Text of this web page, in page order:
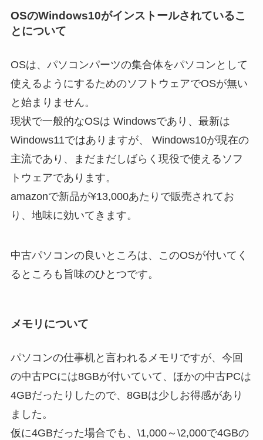
OSのWindows10がインストールされているこ
とについて
OSは、パソコンパーツの集合体をパソコンとして
使えるようにするためのソフトウェアでOSが無い
と始まりません。
現状で一般的なOSは Windowsであり、最新は
Windows11ではありますが、 Windows10が現在の
主流であり、まだまだしばらく現役で使えるソフ
トウェアであります。
amazonで新品が¥13,000あたりで販売されてお
り、地味に効いてきます。
中古パソコンの良いところは、このOSが付いてく
るところも旨味のひとつです。
メモリについて
パソコンの仕事机と言われるメモリですが、今回
の中古PCには8GBが付いていて、ほかの中古PCは
4GBだったりしたので、8GBは少しお得感があり
ました。
仮に4GBだった場合でも、\1,000～\2,000で4GBの